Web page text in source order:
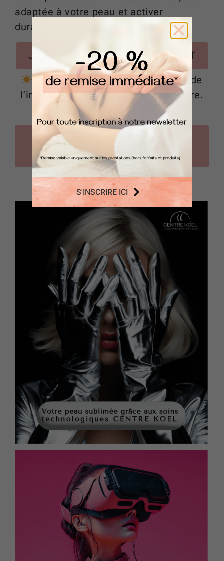
adaptée à votre peau et activer
durablement votre collagène !
JE RÉSERVE MON BILAN GRATUIT
Centre Koel, toujours à la pointe de
l’innovation beauté, santé et bien-être.
JE DÉCOUVRE LE CENTRE DE
FORMATION KOEL
J'OUVRE UN CENTRE KOEL
S'INSCRIRE ICI